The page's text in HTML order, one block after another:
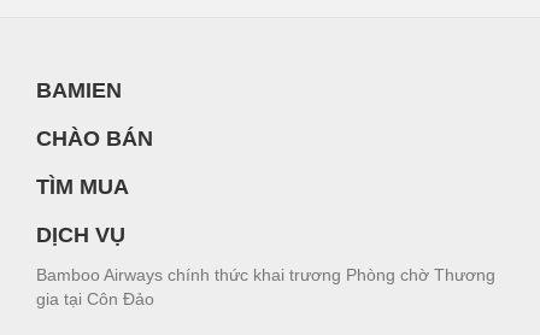
BAMIEN
CHÀO BÁN
TÌM MUA
DỊCH VỤ
Bamboo Airways chính thức khai trương Phòng chờ Thương
gia tại Côn Đảo